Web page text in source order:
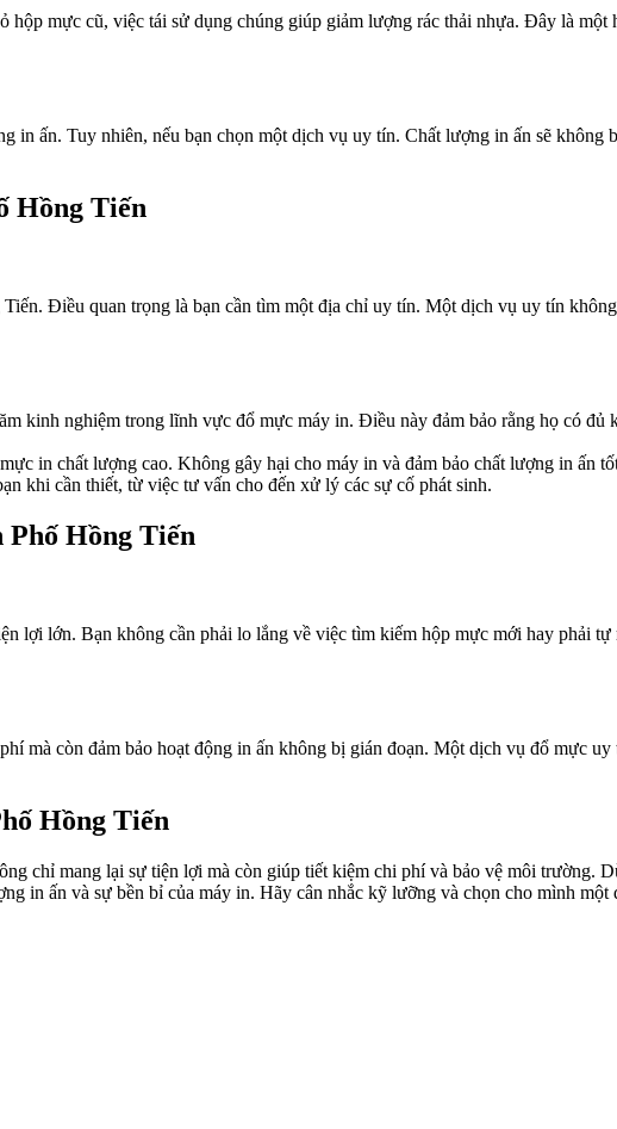
mực cũ, việc tái sử dụng chúng giúp giảm lượng rác thải nhựa. Đây là
in ấn. Tuy nhiên, nếu bạn chọn một dịch vụ uy tín. Chất lượng in ấn sẽ
Hồng Tiến
Điều quan trọng là bạn cần tìm một địa chỉ uy tín. Một dịch vụ uy tín
kinh nghiệm trong lĩnh vực đổ mực máy in. Điều này đảm bảo rằng họ có
in chất lượng cao. Không gây hại cho máy in và đảm bảo chất lượng in ấn
khi cần thiết, từ việc tư vấn cho đến xử lý các sự cố phát sinh.
Hồng Tiến
lợi lớn. Bạn không cần phải lo lắng về việc tìm kiếm hộp mực mới hay phải
mà còn đảm bảo hoạt động in ấn không bị gián đoạn. Một dịch vụ đổ mực uy
Hồng Tiến
chỉ mang lại sự tiện lợi mà còn giúp tiết kiệm chi phí và bảo vệ môi trường.
in ấn và sự bền bỉ của máy in. Hãy cân nhắc kỹ lưỡng và chọn cho mình